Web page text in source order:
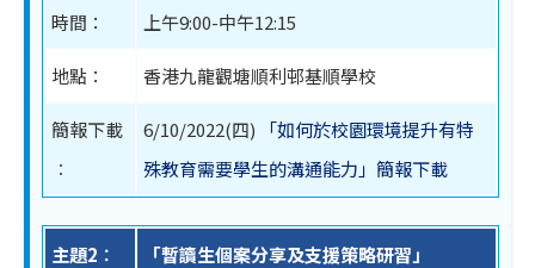
時間： 上午9:00-中午12:15
地點： 香港九龍觀塘順利邨基順學校
簡報下載
︰
6/10/2022(四)
「如何於校園環境提升有特
殊教育需要學生的溝通能力」簡報下載
主題2︰ 「暫讀生個案分享及支援策略研習」